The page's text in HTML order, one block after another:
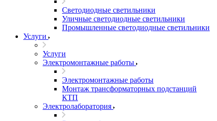
Светодиодные светильники
Уличные светодиодные светильники
Промышленные светодиодные светильники
Услуги
Услуги
Электромонтажные работы
Электромонтажные работы
Монтаж трансформаторных подстанций
КТП
Электролаборатория